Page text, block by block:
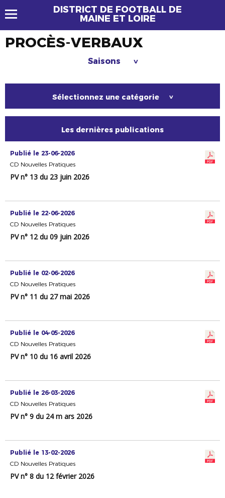
DISTRICT DE FOOTBALL DE
MAINE ET LOIRE
PROCÈS-VERBAUX
Saisons >
Sélectionnez une catégorie >
Les dernières publications
Publié le 23-06-2026
CD Nouvelles Pratiques
PV n° 13 du 23 juin 2026
Publié le 22-06-2026
CD Nouvelles Pratiques
PV n° 12 du 09 juin 2026
Publié le 02-06-2026
CD Nouvelles Pratiques
PV n° 11 du 27 mai 2026
Publié le 04-05-2026
CD Nouvelles Pratiques
PV n° 10 du 16 avril 2026
Publié le 26-03-2026
CD Nouvelles Pratiques
PV n° 9 du 24 m ars 2026
Publié le 13-02-2026
CD Nouvelles Pratiques
PV n° 8 du 12 février 2026